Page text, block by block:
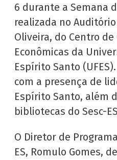
6 durante a Semana
realizada no
Oliveira, do Centro de
Econômicas da
Espírito Santo
com a presença de
Espírito Santo, além
bibliotecas do Sesc-
O Diretor de
ES, Romulo Gomes,